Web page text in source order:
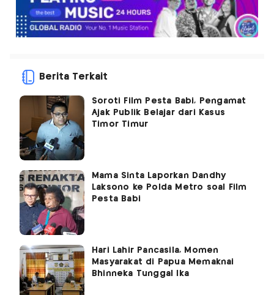
Berita Terkait
Soroti Film Pesta Babi, Pengamat
Ajak Publik Belajar dari Kasus
Timor Timur
Mama Sinta Laporkan Dandhy
Laksono ke Polda Metro soal Film
Pesta Babi
Hari Lahir Pancasila, Momen
Masyarakat di Papua Memaknai
Bhinneka Tunggal Ika